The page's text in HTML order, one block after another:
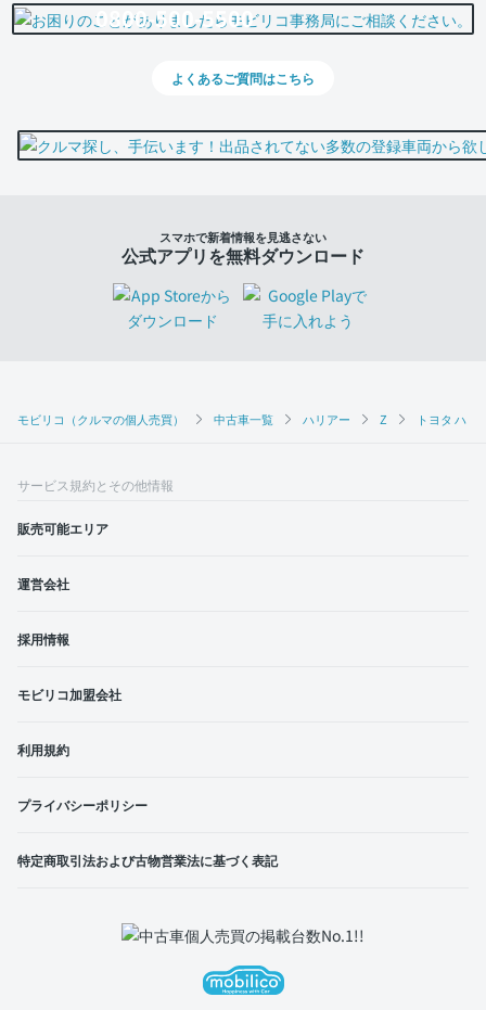
モビリコ（クルマの個人売買） 中古車一覧 ハリアー Z トヨタ ハ
0800-500-5500
よくあるご質問はこちら
スマホで新着情報を見逃さない
公式アプリを無料ダウンロード
サービス規約とその他情報
販売可能エリア
運営会社
採用情報
モビリコ加盟会社
利用規約
プライバシーポリシー
特定商取引法および古物営業法に基づく表記